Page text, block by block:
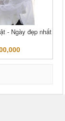
- Ngày đẹp nhất